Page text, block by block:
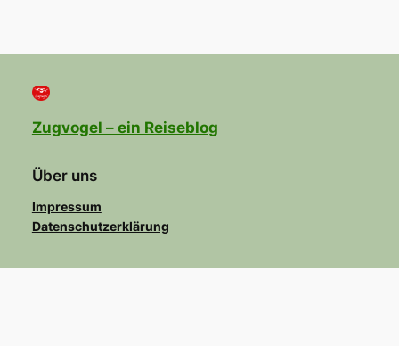
Zugvogel – ein Reiseblog
Über uns
Impressum
Datenschutzerklärung